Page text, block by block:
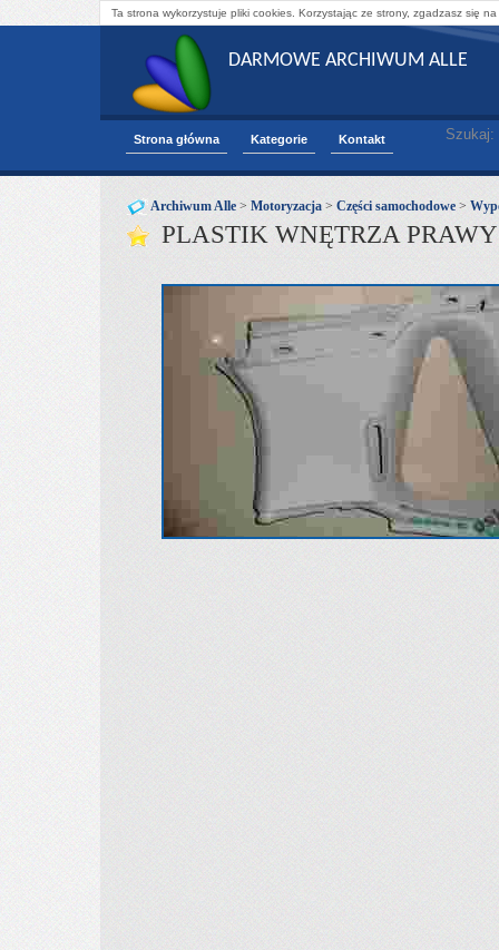
Ta strona wykorzystuje pliki cookies. Korzystając ze strony, zgadzasz się
DARMOWE ARCHIWUM ALLE
Strona główna Kategorie Kontakt Szukaj:
Archiwum Alle > Motoryzacja > Części samochodowe >
PLASTIK WNĘTRZA